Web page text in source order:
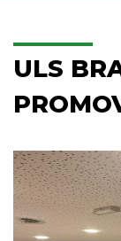
ULS